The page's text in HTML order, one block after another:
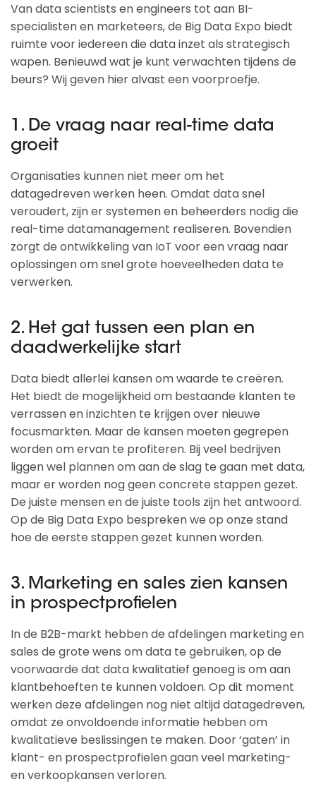
Van data scientists en engineers tot aan BI-
specialisten en marketeers, de Big Data Expo biedt
ruimte voor iedereen die data inzet als strategisch
wapen. Benieuwd wat je kunt verwachten tijdens de
beurs? Wij geven hier alvast een voorproefje.
1. De vraag naar real-time data
groeit
Organisaties kunnen niet meer om het
datagedreven werken heen. Omdat data snel
veroudert, zijn er systemen en beheerders nodig die
real-time datamanagement realiseren. Bovendien
zorgt de ontwikkeling van IoT voor een vraag naar
oplossingen om snel grote hoeveelheden data te
verwerken.
2. Het gat tussen een plan en
daadwerkelijke start
Data biedt allerlei kansen om waarde te creëren.
Het biedt de mogelijkheid om bestaande klanten te
verrassen en inzichten te krijgen over nieuwe
focusmarkten. Maar de kansen moeten gegrepen
worden om ervan te profiteren. Bij veel bedrijven
liggen wel plannen om aan de slag te gaan met data,
maar er worden nog geen concrete stappen gezet.
De juiste mensen en de juiste tools zijn het antwoord.
Op de Big Data Expo bespreken we op onze stand
hoe de eerste stappen gezet kunnen worden.
3. Marketing en sales zien kansen
in prospectprofielen
In de B2B-markt hebben de afdelingen marketing en
sales de grote wens om data te gebruiken, op de
voorwaarde dat data kwalitatief genoeg is om aan
klantbehoeften te kunnen voldoen. Op dit moment
werken deze afdelingen nog niet altijd datagedreven,
omdat ze onvoldoende informatie hebben om
kwalitatieve beslissingen te maken. Door ‘gaten’ in
klant- en prospectprofielen gaan veel marketing-
en verkoopkansen verloren.